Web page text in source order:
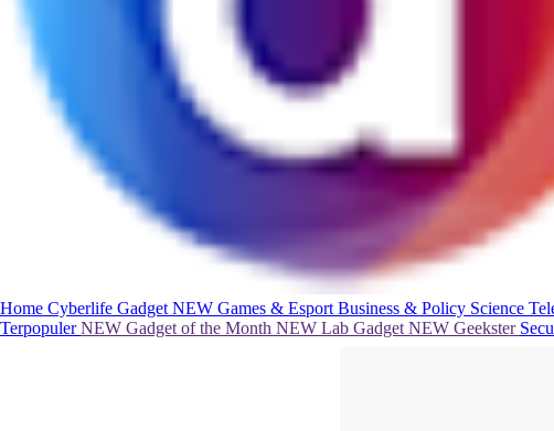
Home Cyberlife Gadget NEW Games & Esport Business & Policy Science
TerpopulerNEW Gadget of the Month NEW Lab Gadget NEW Geekster